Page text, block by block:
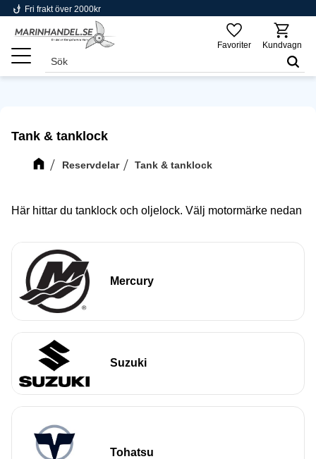
Meny
phishing Fri frakt över 2000kr
Favoriter Kundvagn
Tank & tanklock
Reservdelar Tank & tanklock
Här hittar du tanklock och oljelock. Välj motormärke nedan
Mercury
Suzuki
Tohatsu